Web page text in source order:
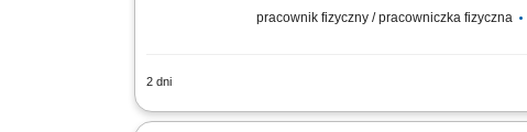
pracownik fizyczny / pracowniczka fizyczna
2 dni
Obowiązki: Cięcie elementów ram oraz płyt